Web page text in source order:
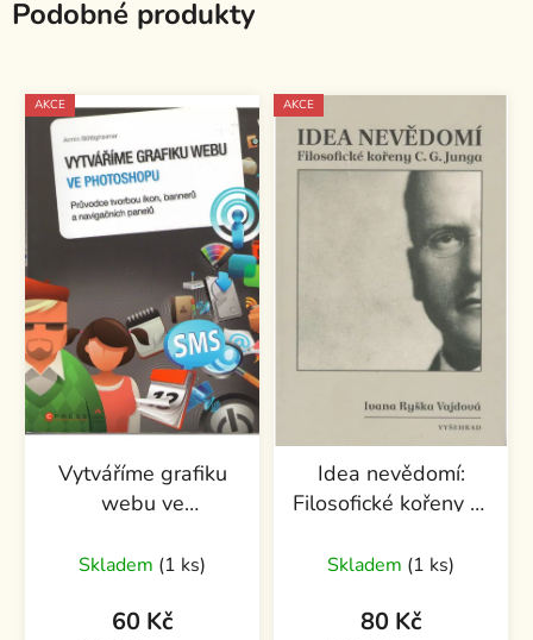
Podobné produkty
AKCE
Vytváříme grafiku
webu ve
Skladem (1 ks)
60 Kč
AKCE
Idea nevědomí:
Filosofické kořeny C.
Skladem (1 ks)
80 Kč